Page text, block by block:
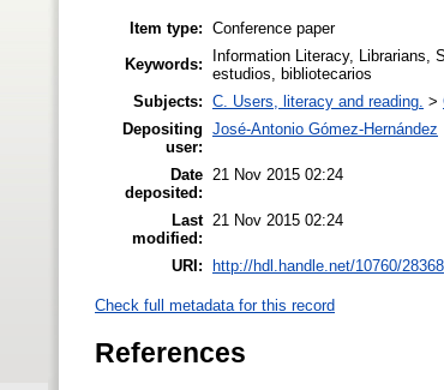
Item type: Conference paper
Keywords:
Information Literacy,
estudios, bibliotecarios
Subjects: C. Users, literacy and reading. >
Depositing
user:
José-Antonio Gómez-Hernández
Date
deposited:
21 Nov 2015 02:24
Last
modified:
21 Nov 2015 02:24
URI: http://hdl.handle.net/10760/28368
Check full metadata for this record
References